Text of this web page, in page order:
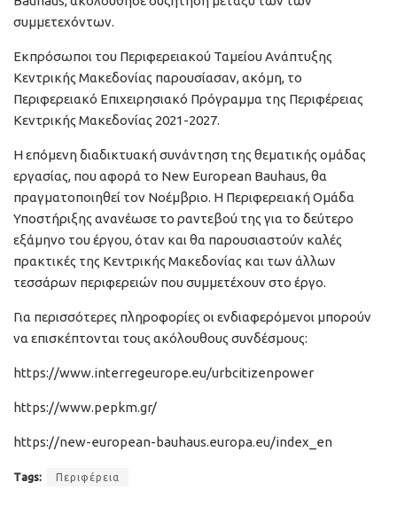
συμμετεχόντων.
Εκπρόσωποι του Περιφερειακού Ταμείου Ανάπτυξης
Κεντρικής Μακεδονίας παρουσίασαν, ακόμη, το
Περιφερειακό Επιχειρησιακό Πρόγραμμα της Περιφέρειας
Κεντρικής Μακεδονίας 2021-2027.
Η επόμενη διαδικτυακή συνάντηση της θεματικής ομάδας
εργασίας, που αφορά το New European Bauhaus, θα
πραγματοποιηθεί τον Νοέμβριο. Η Περιφερειακή Ομάδα
Υποστήριξης ανανέωσε το ραντεβού της για το δεύτερο
εξάμηνο του έργου, όταν και θα παρουσιαστούν καλές
πρακτικές της Κεντρικής Μακεδονίας και των άλλων
τεσσάρων περιφερειών που συμμετέχουν στο έργο.
Για περισσότερες πληροφορίες οι ενδιαφερόμενοι μπορούν
να επισκέπτονται τους ακόλουθους συνδέσμους:
https://www.interregeurope.eu/urbcitizenpower
https://www.pepkm.gr/
https://new-european-bauhaus.europa.eu/index_en
Tags: Περιφέρεια